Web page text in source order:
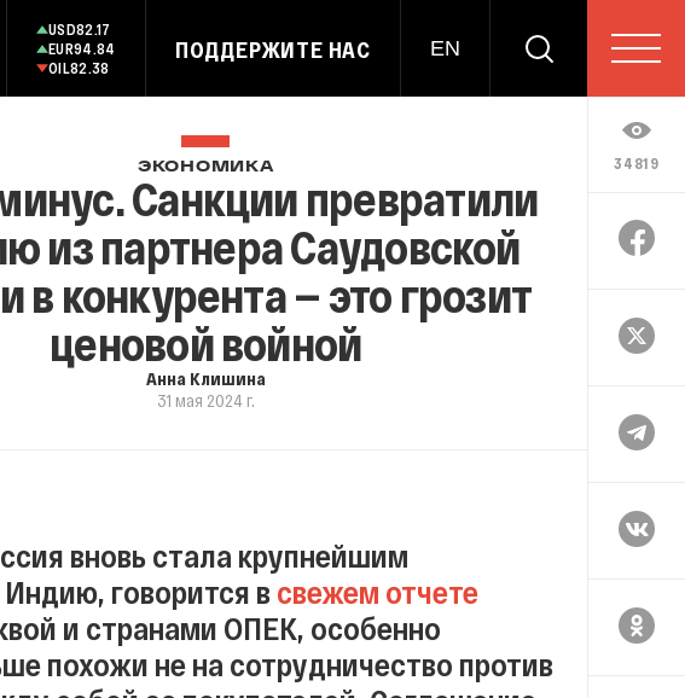
USD82.17
EUR94.84
OIL82.38
ПОДДЕРЖИТЕ НАС EN
34819
ЭКОНОМИКА
Санкции превратили
из партнера Саудовской
в конкурента — это грозит
ценовой войной
Анна Клишина
31 мая 2024 г.
вновь стала крупнейшим
говорится всвежем отчете
и странами ОПЕК, особенно
похожи не на сотрудничество против